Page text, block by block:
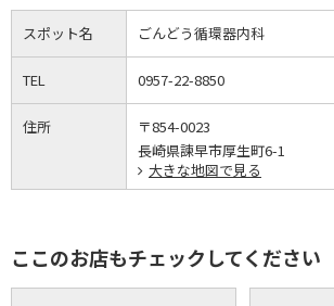
スポット名 ごんどう循環器内科
TEL 0957-22-8850
住所
〒854-0023
長崎県諫早市厚生町6-1
大きな地図で見る
ここのお店もチェックしてください